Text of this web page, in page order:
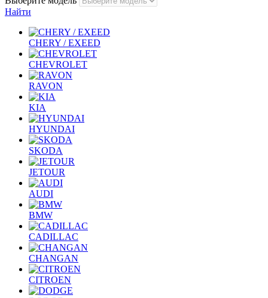
Найти
CHERY / EXEED
CHEVROLET
RAVON
KIA
HYUNDAI
SKODA
JETOUR
AUDI
BMW
CADILLAC
CHANGAN
CITROEN